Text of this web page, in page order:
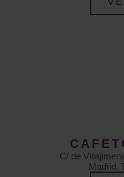
C/ de
Madrid.